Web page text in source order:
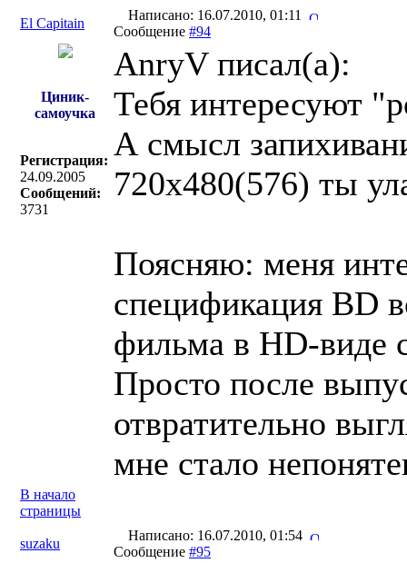
El Capitain
Написано: 16.07.2010, 01:11
Сообщение #94
Циник-
самоучка
Регистрация:
24.09.2005
Сообщений:
3731
AnryV писал(a):
Тебя интересуют
А смысл
720х480(576) ты
Поясняю: меня
спецификация BD
фильма в HD-виде
Просто после
отвратительно
мне стало
В начало
страницы
suzaku
Написано: 16.07.2010, 01:54
Сообщение #95